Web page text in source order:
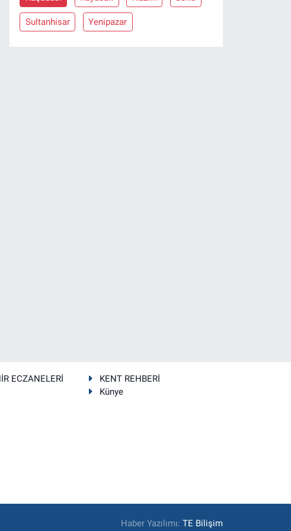
Sultanhisar Yenipazar
ECZANELERİ
KENT REHBERİ
Künye
Haber Yazılımı:TE Bilişim